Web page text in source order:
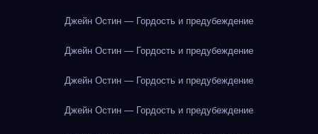
Джейн Остин — Гордость и предубеждение
Джейн Остин — Гордость и предубеждение
Джейн Остин — Гордость и предубеждение
Джейн Остин — Гордость и предубеждение